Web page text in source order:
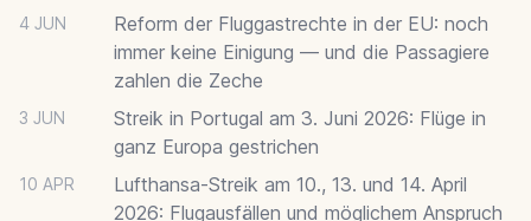
4 JUN
Reform der Fluggastrechte in der EU: noch
immer keine Einigung — und die Passagiere
zahlen die Zeche
3 JUN
Streik in Portugal am 3. Juni 2026: Flüge in
ganz Europa gestrichen
10 APR
Lufthansa-Streik am 10., 13. und 14. April
2026: Flugausfällen und möglichem Anspruch